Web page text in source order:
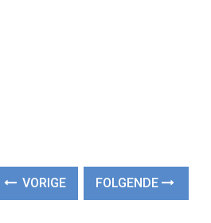
VORIGE FOLGENDE